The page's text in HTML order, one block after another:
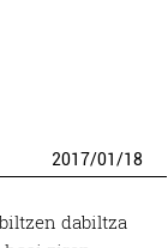
2017/01/18
dabiltza